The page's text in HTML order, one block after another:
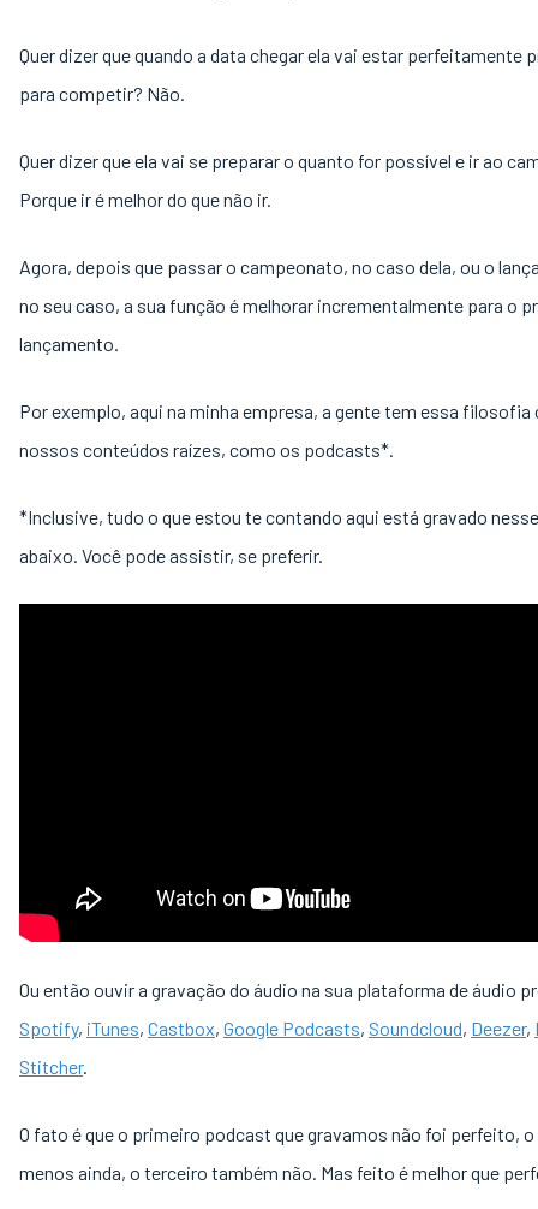
Quer dizer que quando a data chegar ela vai estar perfeitamente
para competir? Não.
Quer dizer que ela vai se preparar o quanto for possível e ir ao
Porque ir é melhor do que não ir.
Agora, depois que passar o campeonato, no caso dela, ou o
no seu caso, a sua função é melhorar incrementalmente para o
lançamento.
Por exemplo, aqui na minha empresa, a gente tem essa filosofia
nossos conteúdos raízes, como os podcasts*.
*Inclusive, tudo o que estou te contando aqui está gravado
abaixo. Você pode assistir, se preferir.
Ou então ouvir a gravação do áudio na sua plataforma de áudio
Spotify, iTunes, Castbox, Google Podcasts, Soundcloud, Deezer,
Stitcher.
O fato é que o primeiro podcast que gravamos não foi perfeito, o
menos ainda, o terceiro também não. Mas feito é melhor que